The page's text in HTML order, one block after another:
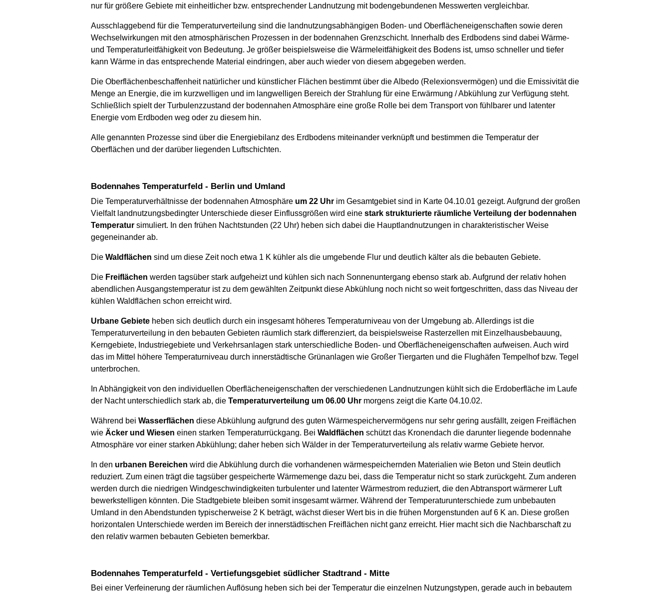
nur für größere Gebiete mit einheitlicher bzw. entsprechender Landnutzung mit bodengebundenen Messwerten vergleichbar.
Ausschlaggebend für die Temperaturverteilung sind die landnutzungsabhängigen Boden- und Oberflächeneigenschaften sowie deren
Wechselwirkungen mit den atmosphärischen Prozessen in der bodennahen Grenzschicht. Innerhalb des Erdbodens sind dabei Wärme-
und Temperaturleitfähigkeit von Bedeutung. Je größer beispielsweise die Wärmeleitfähigkeit des Bodens ist, umso schneller und tiefer
kann Wärme in das entsprechende Material eindringen, aber auch wieder von diesem abgegeben werden.
Die Oberflächenbeschaffenheit natürlicher und künstlicher Flächen bestimmt über die Albedo (Relexionsvermögen) und die Emissivität die
Menge an Energie, die im kurzwelligen und im langwelligen Bereich der Strahlung für eine Erwärmung / Abkühlung zur Verfügung steht.
Schließlich spielt der Turbulenzzustand der bodennahen Atmosphäre eine große Rolle bei dem Transport von fühlbarer und latenter
Energie vom Erdboden weg oder zu diesem hin.
Alle genannten Prozesse sind über die Energiebilanz des Erdbodens miteinander verknüpft und bestimmen die Temperatur der
Oberflächen und der darüber liegenden Luftschichten.
Bodennahes Temperaturfeld - Berlin und Umland
Die Temperaturverhältnisse der bodennahen Atmosphäre um 22 Uhr im Gesamtgebiet sind in Karte 04.10.01 gezeigt. Aufgrund der großen
Vielfalt landnutzungsbedingter Unterschiede dieser Einflussgrößen wird eine stark strukturierte räumliche Verteilung der bodennahen
Temperatur simuliert. In den frühen Nachtstunden (22 Uhr) heben sich dabei die Hauptlandnutzungen in charakteristischer Weise
gegeneinander ab.
Die Waldflächen sind um diese Zeit noch etwa 1 K kühler als die umgebende Flur und deutlich kälter als die bebauten Gebiete.
Die Freiflächen werden tagsüber stark aufgeheizt und kühlen sich nach Sonnenuntergang ebenso stark ab. Aufgrund der relativ hohen
abendlichen Ausgangstemperatur ist zu dem gewählten Zeitpunkt diese Abkühlung noch nicht so weit fortgeschritten, dass das Niveau der
kühlen Waldflächen schon erreicht wird.
Urbane Gebiete heben sich deutlich durch ein insgesamt höheres Temperaturniveau von der Umgebung ab. Allerdings ist die
Temperaturverteilung in den bebauten Gebieten räumlich stark differenziert, da beispielsweise Rasterzellen mit Einzelhausbebauung,
Kerngebiete, Industriegebiete und Verkehrsanlagen stark unterschiedliche Boden- und Oberflächeneigenschaften aufweisen. Auch wird
das im Mittel höhere Temperaturniveau durch innerstädtische Grünanlagen wie Großer Tiergarten und die Flughäfen Tempelhof bzw. Tegel
unterbrochen.
In Abhängigkeit von den individuellen Oberflächeneigenschaften der verschiedenen Landnutzungen kühlt sich die Erdoberfläche im Laufe
der Nacht unterschiedlich stark ab, die Temperaturverteilung um 06.00 Uhr morgens zeigt die Karte 04.10.02.
Während bei Wasserflächen diese Abkühlung aufgrund des guten Wärmespeichervermögens nur sehr gering ausfällt, zeigen Freiflächen
wie Äcker und Wiesen einen starken Temperaturrückgang. Bei Waldflächen schützt das Kronendach die darunter liegende bodennahe
Atmosphäre vor einer starken Abkühlung; daher heben sich Wälder in der Temperaturverteilung als relativ warme Gebiete hervor.
In den urbanen Bereichen wird die Abkühlung durch die vorhandenen wärmespeichernden Materialien wie Beton und Stein deutlich
reduziert. Zum einen trägt die tagsüber gespeicherte Wärmemenge dazu bei, dass die Temperatur nicht so stark zurückgeht. Zum anderen
werden durch die niedrigen Windgeschwindigkeiten turbulenter und latenter Wärmestrom reduziert, die den Abtransport wärmerer Luft
bewerkstelligen könnten. Die Stadtgebiete bleiben somit insgesamt wärmer. Während der Temperaturunterschiede zum unbebauten
Umland in den Abendstunden typischerweise 2 K beträgt, wächst dieser Wert bis in die frühen Morgenstunden auf 6 K an. Diese großen
horizontalen Unterschiede werden im Bereich der innerstädtischen Freiflächen nicht ganz erreicht. Hier macht sich die Nachbarschaft zu
den relativ warmen bebauten Gebieten bemerkbar.
Bodennahes Temperaturfeld - Vertiefungsgebiet südlicher Stadtrand - Mitte
Bei einer Verfeinerung der räumlichen Auflösung heben sich bei der Temperatur die einzelnen Nutzungstypen, gerade auch in bebautem